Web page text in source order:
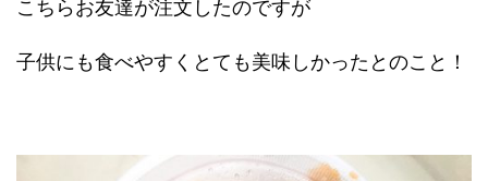
こちらお友達が注文したのですが
子供にも食べやすくとても美味しかったとのこと！